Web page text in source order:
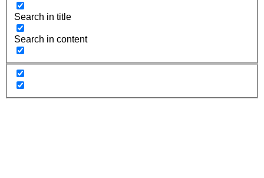
Search in title
Search in content